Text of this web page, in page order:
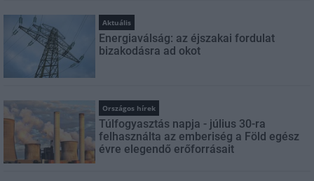
Aktuális
Energiaválság: az éjszakai fordulat
bizakodásra ad okot
Országos hírek
Túlfogyasztás napja - július 30-ra
felhasználta az emberiség a Föld egész
évre elegendő erőforrásait